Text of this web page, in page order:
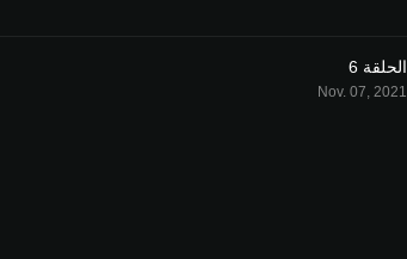
الحلقة 6
Nov. 07, 2021